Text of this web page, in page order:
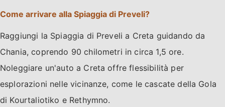
Come arrivare alla Spiaggia di Preveli?
Raggiungi la Spiaggia di Preveli a Creta guidando da
Chania, coprendo 90 chilometri in circa 1,5 ore.
Noleggiare un'auto a Creta offre flessibilità per
esplorazioni nelle vicinanze, come le cascate della Gola
di Kourtaliotiko e Rethymno.